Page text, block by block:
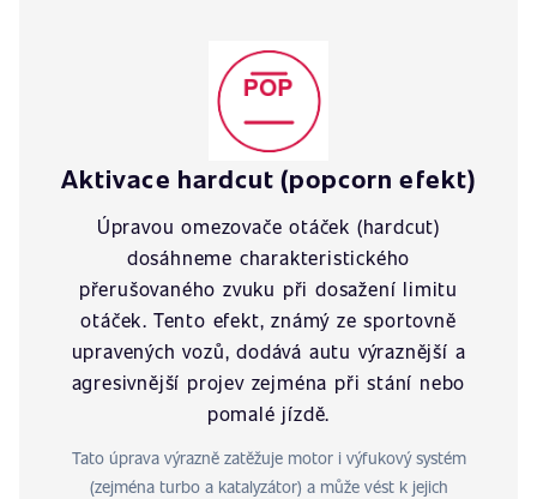
Aktivace hardcut (popcorn efekt)
Úpravou omezovače otáček (hardcut)
dosáhneme charakteristického
přerušovaného zvuku při dosažení limitu
otáček. Tento efekt, známý ze sportovně
upravených vozů, dodává autu výraznější a
agresivnější projev zejména při stání nebo
pomalé jízdě.
Tato úprava výrazně zatěžuje motor i výfukový systém
(zejména turbo a katalyzátor) a může vést k jejich